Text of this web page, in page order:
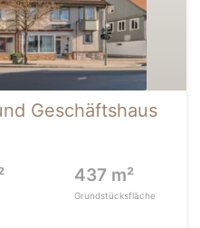
Geschäftshaus
437 m²
Grundstücksfläche